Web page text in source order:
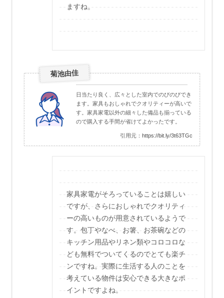
ますね。
菊池由佳
日当たり良く、広々とした室内でのびのびでき
ます。家具もおしゃれでクオリティーが高いで
す。家具家電以外の細々した備品も揃っている
ので購入する手間が省けてよかったです。
引用元： https://bit.ly/3t63TGc
家具家電がそろっていることは嬉しい
ですが、さらにおしゃれでクオリティ
ーの高いものが用意されているようで
す。包丁やなべ、お箸、お茶碗などの
キッチン用品やリネン類やコロコロな
ども無料でついてくるのでとても楽チ
ンですね。実際に生活する人のことを
考えている物件は安心できる大きなポ
イントですよね。